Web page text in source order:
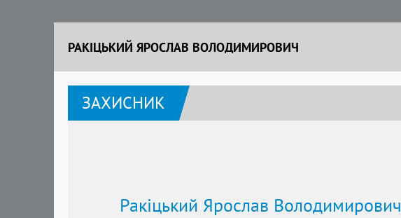
Зоря Карпати
Полісся
РАКІЦЬКИЙ ЯРОСЛАВ ВОЛОДИМИРОВИЧ
ЗАХИСНИК
Ракіцький Ярослав Володимирович